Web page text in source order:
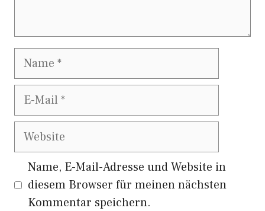
Name
E-
Website
Name, E-Mail-Adresse und Website in
diesem Browser für meinen nächsten
Kommentar speichern.